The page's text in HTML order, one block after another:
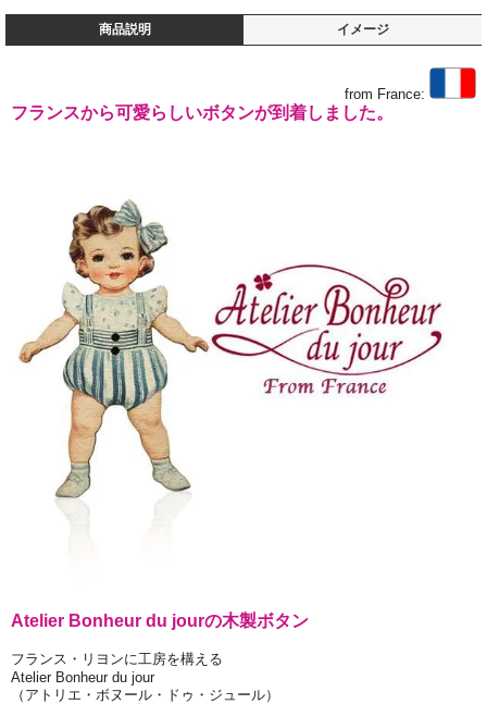
商品説明 イメージ
from France:
フランスから可愛らしいボタンが到着しました。
Atelier Bonheur du jourの木製ボタン
フランス・リヨンに工房を構える
Atelier Bonheur du jour
（アトリエ・ボヌール・ドゥ・ジュール）